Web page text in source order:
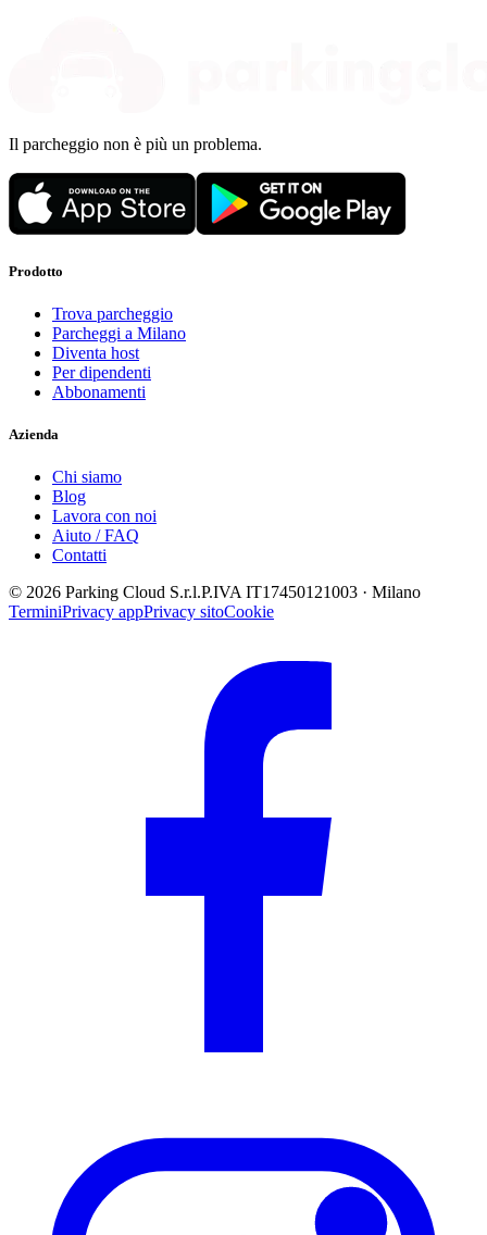
Il parcheggio non è più un problema.
Prodotto
Trova parcheggio
Parcheggi a Milano
Diventa host
Per dipendenti
Abbonamenti
Azienda
Chi siamo
Blog
Lavora con noi
Aiuto / FAQ
Contatti
© 2026 Parking Cloud S.r.l.P.IVA IT17450121003 · Milano
TerminiPrivacy appPrivacy sitoCookie